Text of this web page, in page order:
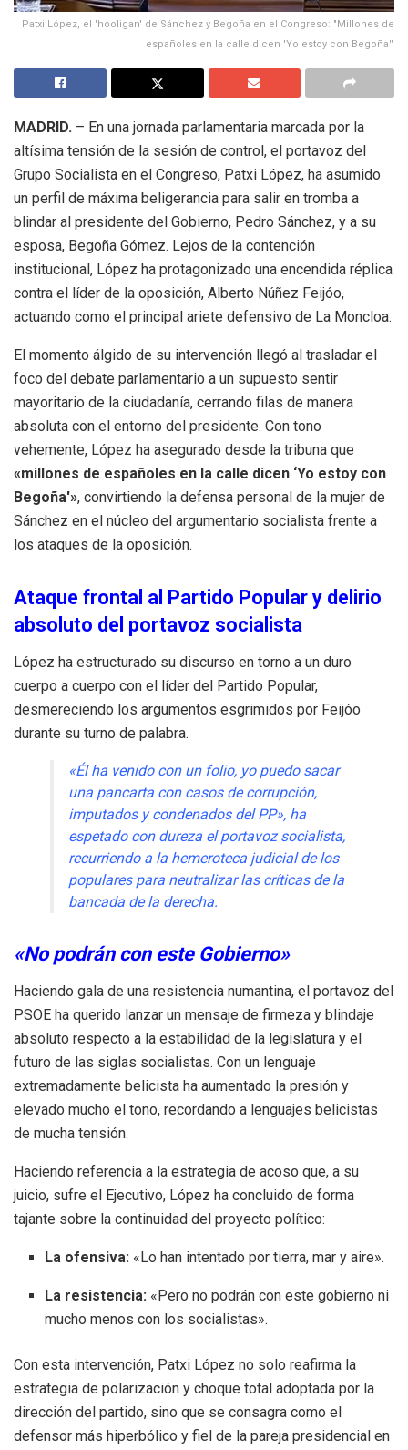
Patxi López, el 'hooligan' de Sánchez y Begoña en el Congreso: "Millones de
españoles en la calle dicen 'Yo estoy con Begoña'"
MADRID. – En una jornada parlamentaria marcada por la
altísima tensión de la sesión de control, el portavoz del
Grupo Socialista en el Congreso, Patxi López, ha asumido
un perfil de máxima beligerancia para salir en tromba a
blindar al presidente del Gobierno, Pedro Sánchez, y a su
esposa, Begoña Gómez. Lejos de la contención
institucional, López ha protagonizado una encendida réplica
contra el líder de la oposición, Alberto Núñez Feijóo,
actuando como el principal ariete defensivo de La Moncloa.
El momento álgido de su intervención llegó al trasladar el
foco del debate parlamentario a un supuesto sentir
mayoritario de la ciudadanía, cerrando filas de manera
absoluta con el entorno del presidente. Con tono
vehemente, López ha asegurado desde la tribuna que
«millones de españoles en la calle dicen ‘Yo estoy con
Begoña'», convirtiendo la defensa personal de la mujer de
Sánchez en el núcleo del argumentario socialista frente a
los ataques de la oposición.
Ataque frontal al Partido Popular y delirio
absoluto del portavoz socialista
López ha estructurado su discurso en torno a un duro
cuerpo a cuerpo con el líder del Partido Popular,
desmereciendo los argumentos esgrimidos por Feijóo
durante su turno de palabra.
«Él ha venido con un folio, yo puedo sacar
una pancarta con casos de corrupción,
imputados y condenados del PP», ha
espetado con dureza el portavoz socialista,
recurriendo a la hemeroteca judicial de los
populares para neutralizar las críticas de la
bancada de la derecha.
«No podrán con este Gobierno»
Haciendo gala de una resistencia numantina, el portavoz del
PSOE ha querido lanzar un mensaje de firmeza y blindaje
absoluto respecto a la estabilidad de la legislatura y el
futuro de las siglas socialistas. Con un lenguaje
extremadamente belicista ha aumentado la presión y
elevado mucho el tono, recordando a lenguajes belicistas
de mucha tensión.
Haciendo referencia a la estrategia de acoso que, a su
juicio, sufre el Ejecutivo, López ha concluido de forma
tajante sobre la continuidad del proyecto político:
La ofensiva: «Lo han intentado por tierra, mar y aire».
La resistencia: «Pero no podrán con este gobierno ni
mucho menos con los socialistas».
Con esta intervención, Patxi López no solo reafirma la
estrategia de polarización y choque total adoptada por la
dirección del partido, sino que se consagra como el
defensor más hiperbólico y fiel de la pareja presidencial en